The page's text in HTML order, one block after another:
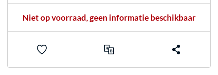
Niet op voorraad, geen informatie beschikbaar